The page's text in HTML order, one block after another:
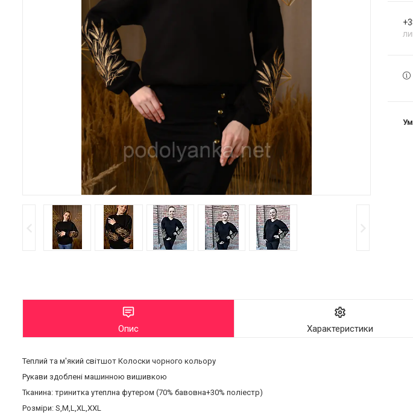
Опис Характеристики
Теплий та м'який світшот Колоски чорного кольору
Рукави здоблені машинною вишивкою
Тканина: тринитка утеплна футером (70% бавовна+30% поліестр)
Розміри: S,M,L,XL,XXL